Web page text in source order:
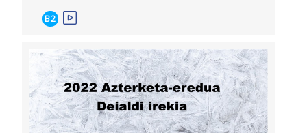
B2